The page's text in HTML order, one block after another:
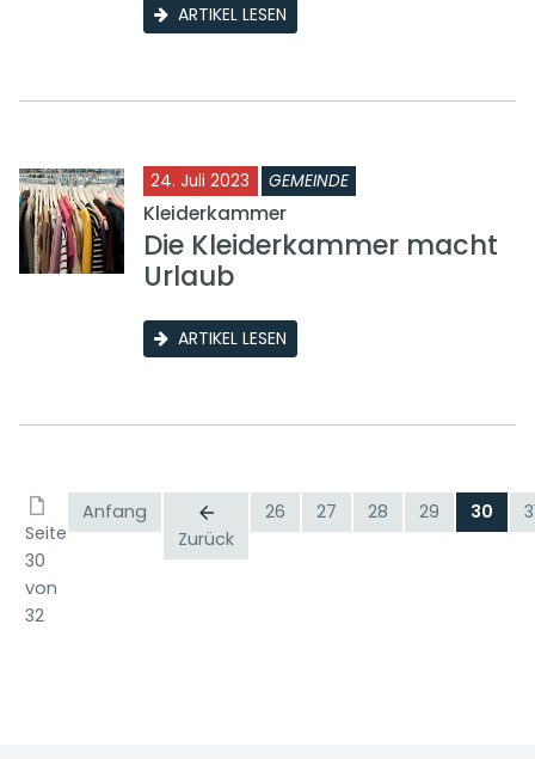
ARTIKEL LESEN
24. Juli 2023 GEMEINDE
Kleiderkammer
Die Kleiderkammer macht
Urlaub
ARTIKEL LESEN
Seite
30
von
32
Anfang
Zurück
26 27 28 29 30